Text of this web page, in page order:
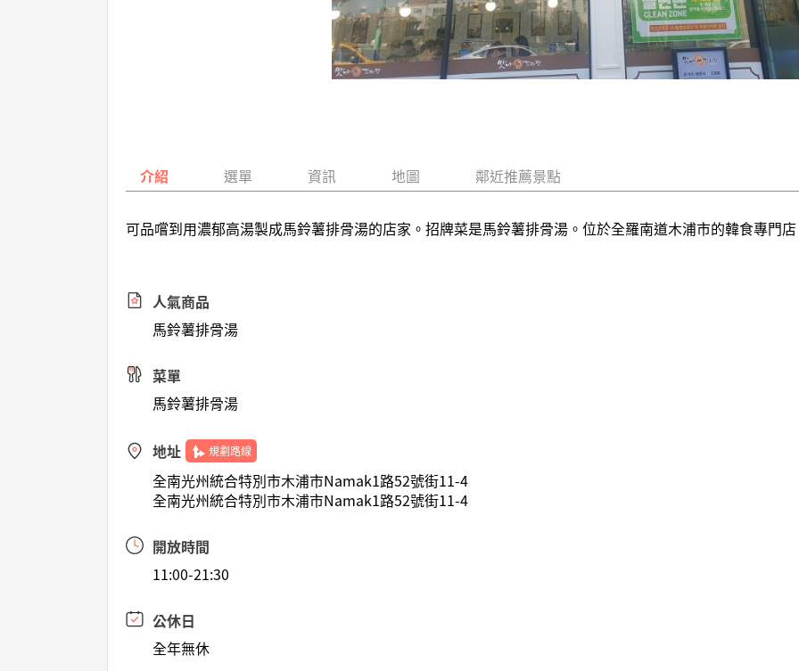
介紹 選單 資訊 地圖 鄰近推薦景點
可品嚐到用濃郁高湯製成馬鈴薯排骨湯的店家。招牌菜是馬鈴薯排骨湯。位於全羅南道木浦市的韓食專門
人氣商品
馬鈴薯排骨湯
菜單
馬鈴薯排骨湯
地址 規劃路線
全南光州統合特別市木浦市Namak1路52號街11-4
全南光州統合特別市木浦市Namak1路52號街11-4
開放時間
11:00-21:30
公休日
全年無休